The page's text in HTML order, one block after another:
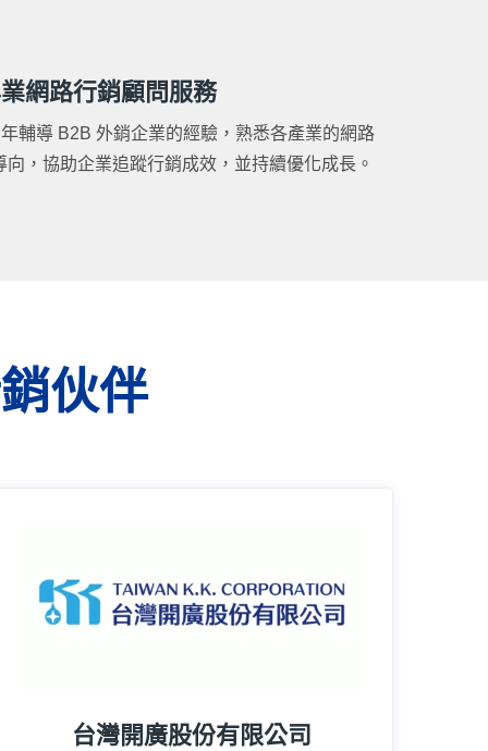
網路行銷顧問服務
輔導 B2B 外銷企業的經驗，熟悉各產業的網路
，協助企業追蹤行銷成效，並持續優化成長。
伙伴
台灣開廣股份有限公司